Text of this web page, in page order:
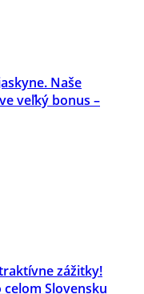
Naše
veľký bonus –
zážitky!
Slovensku